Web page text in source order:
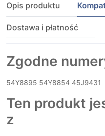
Opis produktu
Dostawa i płatność
Zgodne
54Y8895 54Y8854 45J9431
Ten produkt
z